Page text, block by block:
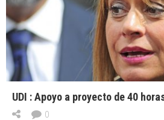
UDI : Apoyo a proyecto de 40
0